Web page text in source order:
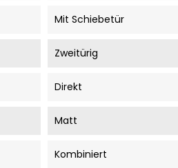
Mit Schiebetür
Zweitürig
Direkt
Matt
Kombiniert